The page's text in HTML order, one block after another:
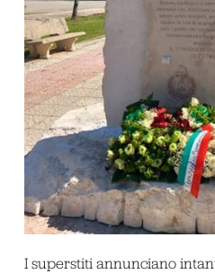
I superstiti annunciano